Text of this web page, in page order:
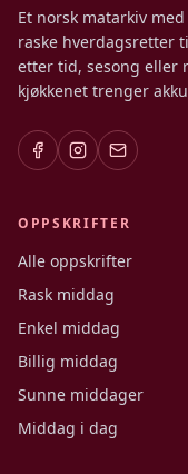
Et norsk matarkiv
raske hverdagsretter
etter tid, sesong eller
kjøkkenet trenger
OPPSKRIFTER
Alle oppskrifter
Rask middag
Enkel middag
Billig middag
Sunne middager
Middag i dag